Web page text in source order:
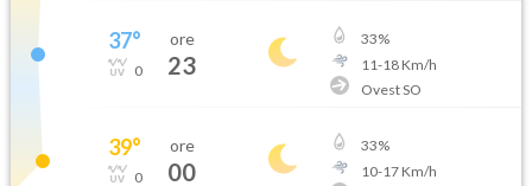
37°
0
ore
23
33%
11-18Km/h
Ovest SO
39°
0
ore
00
33%
10-17Km/h